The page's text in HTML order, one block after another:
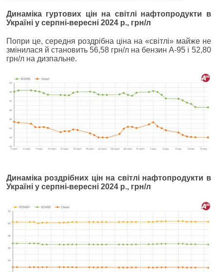
Динаміка гуртових цін на світлі нафтопродукти в
Україні у серпні-вересні 2024 р., грн/л
Попри це, середня роздрібна ціна на «світлі» майже не
змінилася й становить 56,58 грн/л на бензин А-95 і 52,80
грн/л на дизпальне.
Динаміка роздрібних цін на світлі нафтопродукти в
Україні у серпні-вересні 2024 р., грн/л